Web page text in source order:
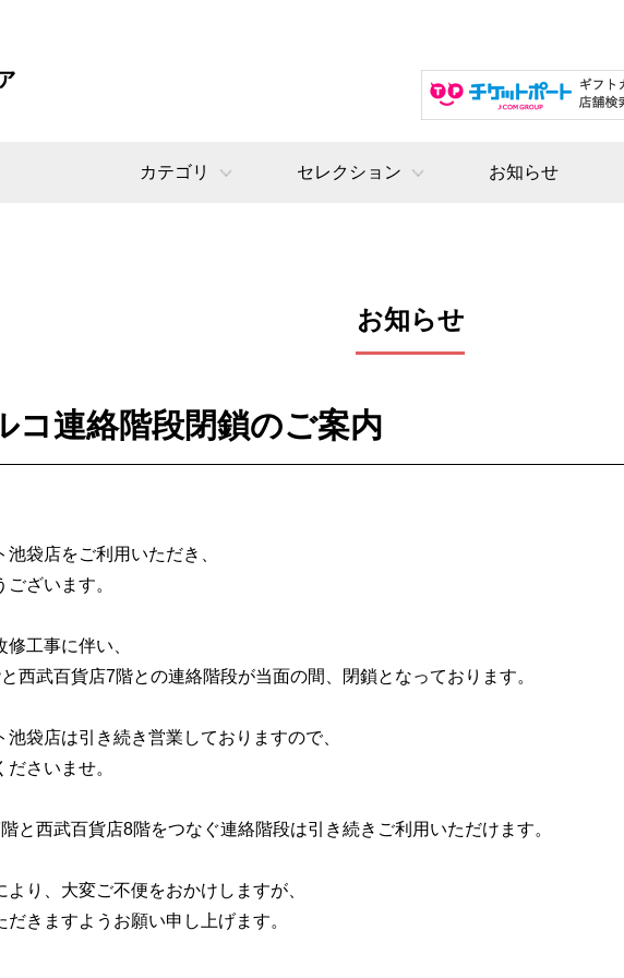
カテゴリ セレクション お知らせ
お知らせ
コ連絡階段閉鎖のご案内
袋店をご利用いただき、
ざいます。
工事に伴い、
西武百貨店7階との連絡階段が当面の間、閉鎖となっております。
池袋店は引き続き営業しておりますので、
さいませ。
と西武百貨店8階をつなぐ連絡階段は引き続きご利用いただけます。
より、大変ご不便をおかけしますが、
だきますようお願い申し上げます。